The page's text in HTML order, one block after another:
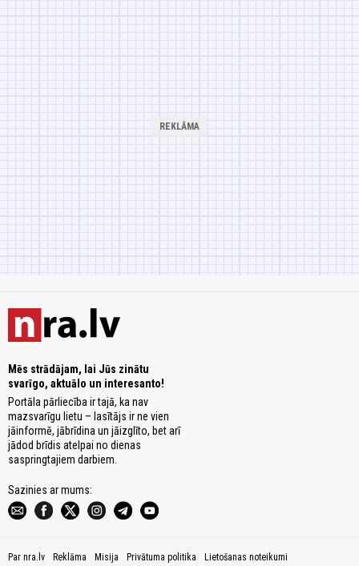
Mēs strādājam, lai Jūs zinātu
svarīgo, aktuālo un interesanto!
Portāla pārliecība ir tajā, ka nav
mazsvarīgu lietu – lasītājs ir ne vien
jāinformē, jābrīdina un jāizglīto, bet arī
jādod brīdis atelpai no dienas
saspringtajiem darbiem.
Sazinies ar mums:
Par nra.lv Reklāma Misija Privātuma politika Lietošanas noteikumi